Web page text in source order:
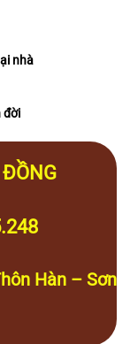
nhà
đời
ĐỒNG
Hàn – Sơn